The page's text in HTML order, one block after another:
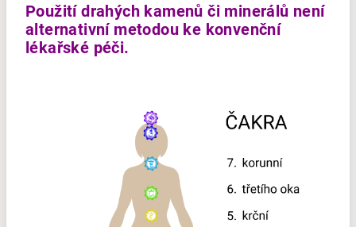
Použití drahých kamenů či minerálů není
alternativní metodou ke konvenční
lékařské péči.